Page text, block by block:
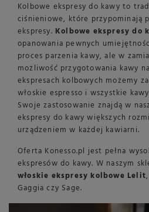
Kolbowe ekspresy do kawy to
ciśnieniowe, które przypominają
ekspresy. Kolbowe ekspresy do
opanowania pewnych
proces parzenia kawy, ale w
możliwość przygotowania kawy
ekspresach kolbowych możemy
włoskie espresso i wszystkie
Swoje zastosowanie znajdą w
ekspresy do kawy większych
urządzeniem w każdej kawiarni.
Oferta Konesso.pl jest pełna
ekspresów do kawy. W naszym
włoskie ekspresy kolbowe Lelit
Gaggia czy Sage.